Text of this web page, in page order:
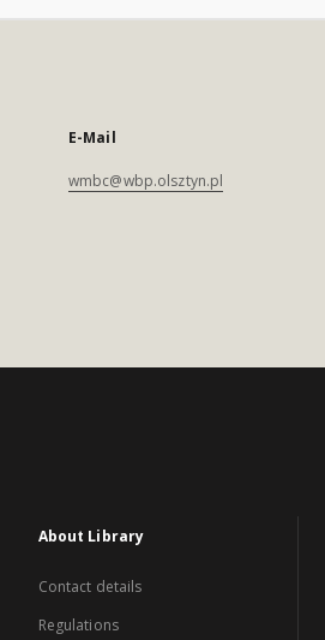
E-Mail
wmbc@wbp.olsztyn.pl
About Library
Contact details
Regulations